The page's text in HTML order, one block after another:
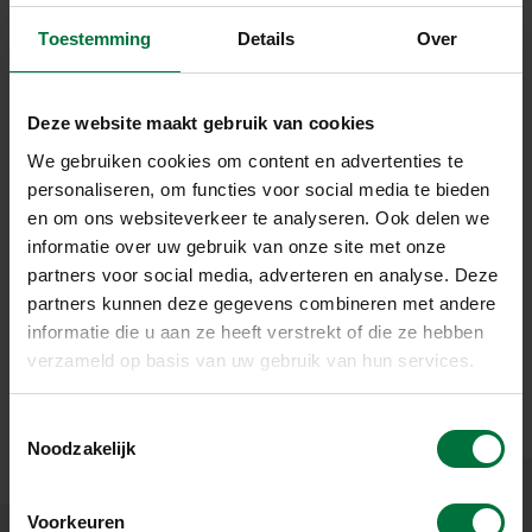
Toestemming Details Over
Deze website maakt gebruik van cookies
We gebruiken cookies om content en advertenties te
personaliseren, om functies voor social media te bieden
en om ons websiteverkeer te analyseren. Ook delen we
informatie over uw gebruik van onze site met onze
partners voor social media, adverteren en analyse. Deze
partners kunnen deze gegevens combineren met andere
informatie die u aan ze heeft verstrekt of die ze hebben
verzameld op basis van uw gebruik van hun services.
Noodzakelijk
Voorkeuren
RIJPLATENAUTO
Deze Volvo FH 12 (500 pk) – een 10 x 4 en Euro6 motor –
is uitgerust met een Epsilon S290Z96 kraan en een
Groeneveldt rijplatenklem. Hij is hydraulisch geveerd en
deels gestuurd: 4 van de 5 assen zijn gestuurd om zo
kort mogelijk te kunnen draaien.
De auto kan radiografisch rijden en sturen vanaf de
kraan. Hij is uitgerust met een
radarveiligheidssysteem. Wanneer de chauffeur
achterop zit stopt de auto voor iets dat beweegt of
iemand die voor het voertuig langs loopt.